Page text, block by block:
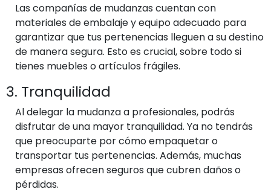
Las compañías de mudanzas cuentan con
materiales de embalaje y equipo adecuado para
garantizar que tus pertenencias lleguen a su destino
de manera segura. Esto es crucial, sobre todo si
tienes muebles o artículos frágiles.
3. Tranquilidad
Al delegar la mudanza a profesionales, podrás
disfrutar de una mayor tranquilidad. Ya no tendrás
que preocuparte por cómo empaquetar o
transportar tus pertenencias. Además, muchas
empresas ofrecen seguros que cubren daños o
pérdidas.